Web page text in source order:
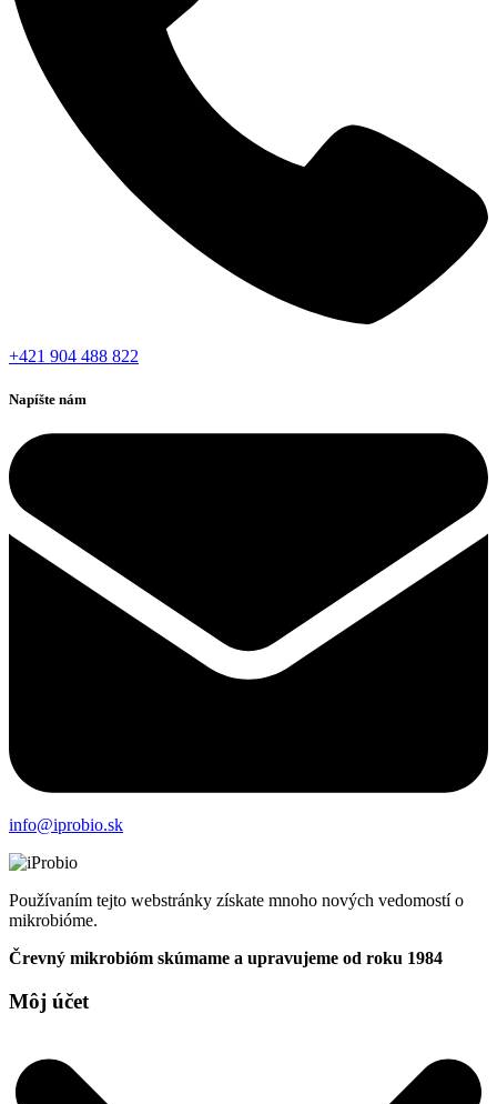
+421 904 488 822
Napíšte nám
info@iprobio.sk
Používaním tejto webstránky získate mnoho nových vedomostí o
mikrobióme.
Črevný mikrobióm skúmame a upravujeme od roku 1984
Môj účet